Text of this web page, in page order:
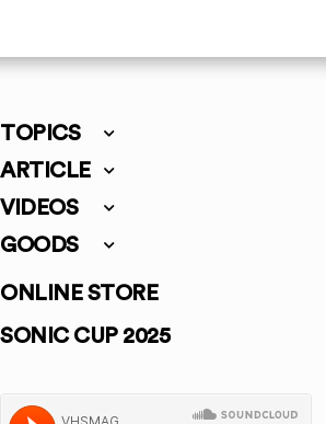
TOPICS
ARTICLE
VIDEOS
GOODS
ONLINE STORE
SONIC CUP 2025